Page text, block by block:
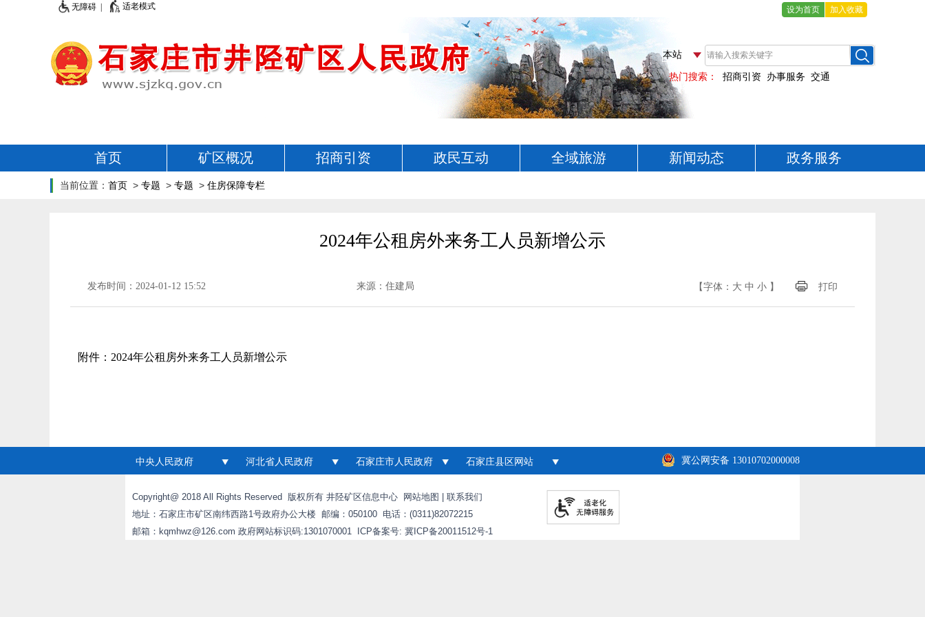
无障碍 | 适老模式 设为首页 加入收藏
首页 矿区概况 招商引资 政民互动 全域旅游 新闻动态 政务服务
当前位置： 首页 > 专题 > 专题 > 住房保障专栏
2024年公租房外来务工人员新增公示
发布时间：2024-01-12 15:52 来源：住建局 【字体： 大 中 小 】 打印
附件： 2024年公租房外来务工人员新增公示